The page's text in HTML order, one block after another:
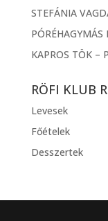
STEFÁNIA
PÓRÉHAGYMÁS
KAPROS TÖK –
RÖFI KLUB
Levesek
Főételek
Desszertek